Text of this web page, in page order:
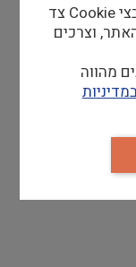
ותמיכות
ממשלה
נעשה שימוש בקבצי Cookie וכן בקבצי Cookie צד
וצרכים
מהווה